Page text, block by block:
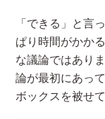
「できる」と言
ぱり時間がかか
な議論ではあり
論が最初にあっ
ボックスを被せ